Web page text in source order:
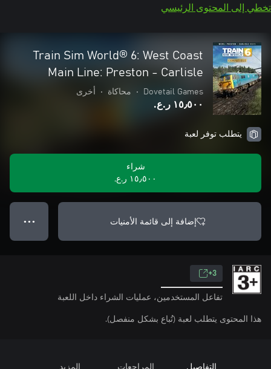
تخطي إلى المحتوى الرئيسي
Train Sim World® 6: West Coast
Main Line: Preston - Carlisle
Dovetail Games
• محاكاة • أخرى
١٥٫٥٠٠ ر.ع.‏
يتطلب توفر لعبة
شراء
١٥٫٥٠٠ ر.ع.‏
إضافة إلى قائمة الأمنيات ● ● ●
3+
تفاعل المستخدمين، عمليات الشراء داخل اللعبة
هذا المحتوى يتطلب لعبة (تُباع بشكل منفصل).
التفاصيل المراجعات المزيد